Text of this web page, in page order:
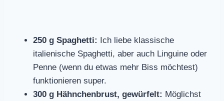
250 g Spaghetti: Ich liebe klassische
italienische Spaghetti, aber auch Linguine oder
Penne (wenn du etwas mehr Biss möchtest)
funktionieren super.
300 g Hähnchenbrust, gewürfelt: Möglichst